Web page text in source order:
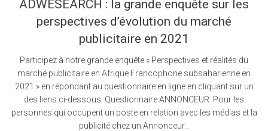
ADWESEARCH : la grande enquête sur les
perspectives d’évolution du marché
publicitaire en 2021
Participez à notre grande enquête « Perspectives et réalités du
marché publicitaire en Afrique Francophone subsaharienne en
2021 » en répondant au questionnaire en ligne en cliquant sur un
des liens ci-dessous: Questionnaire ANNONCEUR Pour les
personnes qui occupent un poste en relation avec les médias et la
publicité chez un Annonceur...